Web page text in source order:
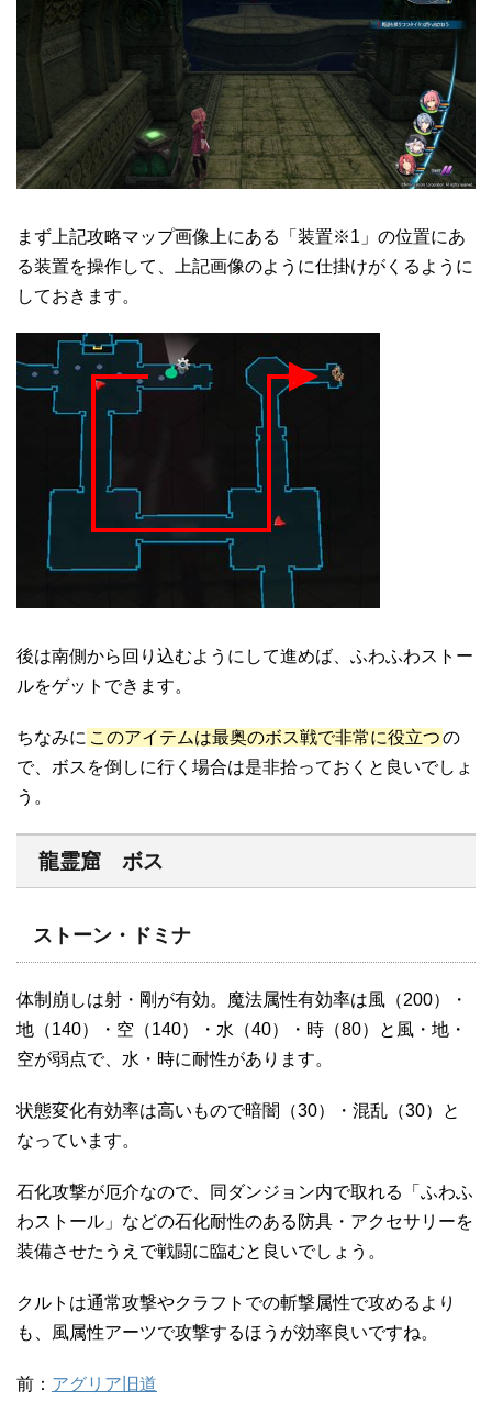
まず上記攻略マップ画像上にある「装置※1」の位置にあ
る装置を操作して、上記画像のように仕掛けがくるように
しておきます。
後は南側から回り込むようにして進めば、ふわふわストー
ルをゲットできます。
ちなみに このアイテムは最奥のボス戦で非常に役立つの
で、ボスを倒しに行く場合は是非拾っておくと良いでしょ
う。
龍霊窟 ボス
ストーン・ドミナ
体制崩しは射・剛が有効。魔法属性有効率は風（200）・
地（140）・空（140）・水（40）・時（80）と風・地・
空が弱点で、水・時に耐性があります。
状態変化有効率は高いもので暗闇（30）・混乱（30）と
なっています。
石化攻撃が厄介なので、同ダンジョン内で取れる「ふわふ
わストール」などの石化耐性のある防具・アクセサリーを
装備させたうえで戦闘に臨むと良いでしょう。
クルトは通常攻撃やクラフトでの斬撃属性で攻めるより
も、風属性アーツで攻撃するほうが効率良いですね。
前： アグリア旧道